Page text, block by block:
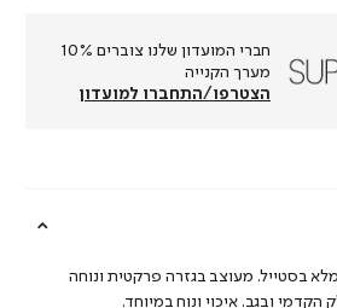
חברי המועדון שלנו צוברים 10%
מערך הקנייה
הצטרפו/התחברו למועדון
בסטייל. מעוצב בגזרה פרקטית ונוחה
ובגב. איכוי ונוח במיוחד.